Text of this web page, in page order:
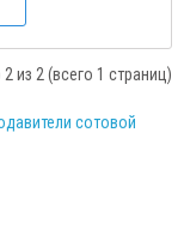
из 2 (всего 1 страниц)
сотовой